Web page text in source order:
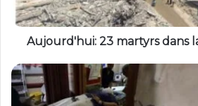
Aujourd'hui: 23 martyrs dans